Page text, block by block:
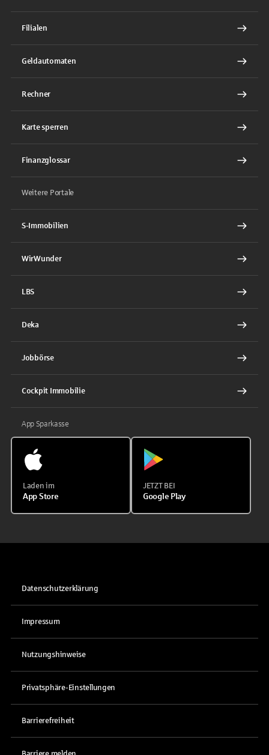
Filialen
Geldautomaten
Rechner
Karte sperren
Finanzglossar
Weitere Portale
S-Immobilien
WirWunder
LBS
Deka
Jobbörse
Cockpit Immobilie
App Sparkasse
Laden im
App Store
JETZT BEI
Google Play
Datenschutzerklärung
Impressum
Nutzungshinweise
Privatsphäre-Einstellungen
Barrierefreiheit